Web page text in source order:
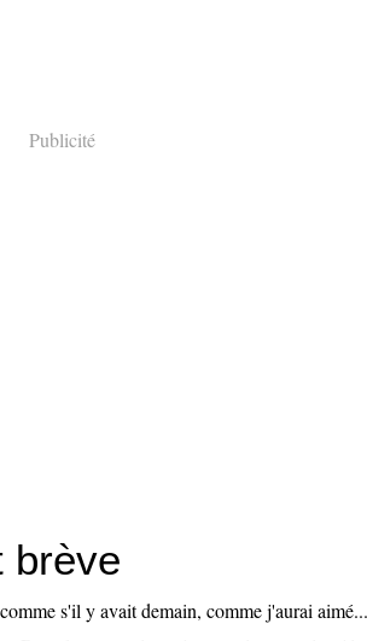
Publicité
brève
s'il y avait demain, comme j'aurai aimé...